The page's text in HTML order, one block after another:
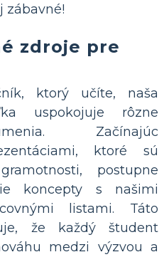
zábavné!
zdroje pre
ktorý učíte, naša
uspokojuje rôzne
Začínajúc
ktoré sú
postupne
koncepty s našimi
listami. Táto
že každý študent
medzi výzvou a